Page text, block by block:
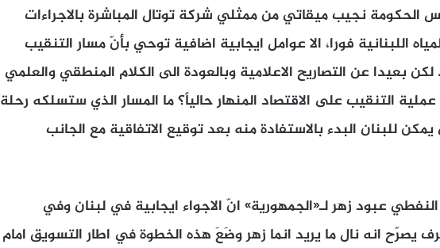
الحكومة نجيب ميقاتي من ممثلي شركة توتال المباشرة بالاجراءات
اللبنانية فورا، الا عوامل ايجابية اضافية توحي بأنّ مسار التنقيب
بعيدا عن التصاريح الاعلامية وبالعودة الى الكلام المنطقي والعلمي
التنقيب على الاقتصاد المنهار حالياً؟ ما المسار الذي ستسلكه رحلة
للبنان البدء بالاستفادة منه بعد توقيع الاتفاقية مع الجانب
عبود زهر لـ«الجمهورية» انّ الاجواء ايجابية في لبنان وفي
يصرّح انه نال ما يريد انما زهر وضَعَ هذه الخطوة في اطار التسويق امام